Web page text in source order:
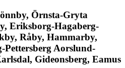
Örnsta-Gryta
Eriksborg-Hagaberg-
Råby, Hammarby,
Pettersberg Aorslund-
Gideonsberg, Eamus